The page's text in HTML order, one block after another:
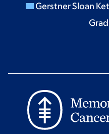
Gerstner Sloan